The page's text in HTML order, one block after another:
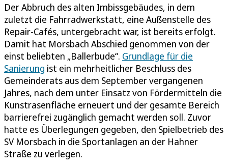
Der Abbruch des alten Imbissgebäudes, in dem
zuletzt die Fahrradwerkstatt, eine Außenstelle des
Repair-Cafés, untergebracht war, ist bereits erfolgt.
Damit hat Morsbach Abschied genommen von der
einst beliebten „Ballerbude“. Grundlage für die
Sanierung ist ein mehrheitlicher Beschluss des
Gemeinderats aus dem September vergangenen
Jahres, nach dem unter Einsatz von Fördermitteln die
Kunstrasenfläche erneuert und der gesamte Bereich
barrierefrei zugänglich gemacht werden soll. Zuvor
hatte es Überlegungen gegeben, den Spielbetrieb des
SV Morsbach in die Sportanlagen an der Hahner
Straße zu verlegen.